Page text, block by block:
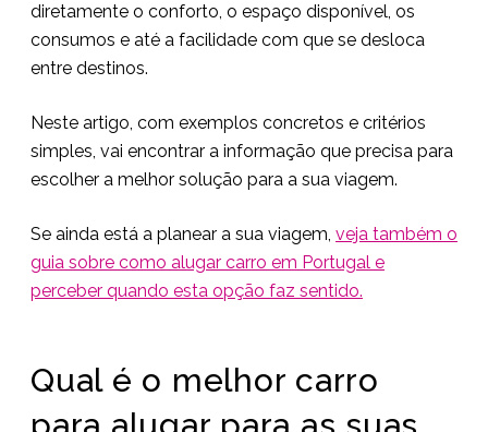
diretamente o conforto, o espaço disponível, os
consumos e até a facilidade com que se desloca
entre destinos.
Neste artigo, com exemplos concretos e critérios
simples, vai encontrar a informação que precisa para
escolher a melhor solução para a sua viagem.
Se ainda está a planear a sua viagem, veja também o
guia sobre como alugar carro em Portugal e
perceber quando esta opção faz sentido.
Qual é o melhor carro